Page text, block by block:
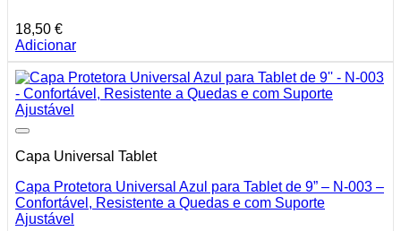
18,50 €
Adicionar
Capa Universal Tablet
Capa Protetora Universal Azul para Tablet de 9” – N-003 –
Confortável, Resistente a Quedas e com Suporte
Ajustável